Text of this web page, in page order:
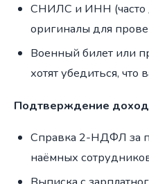
СНИЛС и ИНН (часто
оригиналы для
Военный билет или
хотят убедиться,
Подтверждение
Справка 2-НДФЛ за
наёмных